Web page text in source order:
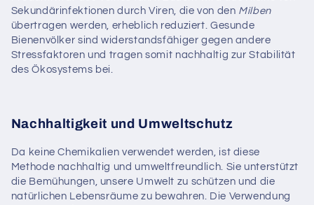
Sekundärinfektionen durch Viren, die von den Milben
übertragen werden, erheblich reduziert. Gesunde
Bienenvölker sind widerstandsfähiger gegen andere
Stressfaktoren und tragen somit nachhaltig zur Stabilität
des Ökosystems bei.
Nachhaltigkeit und Umweltschutz
Da keine Chemikalien verwendet werden, ist diese
Methode nachhaltig und umweltfreundlich. Sie unterstützt
die Bemühungen, unsere Umwelt zu schützen und die
natürlichen Lebensräume zu bewahren. Die Verwendung